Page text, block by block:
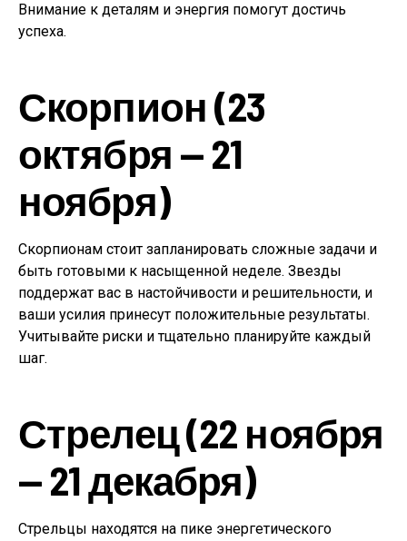
Внимание к деталям и энергия помогут достичь
успеха.
Скорпион (23
октября — 21
ноября)
Скорпионам стоит запланировать сложные задачи и
быть готовыми к насыщенной неделе. Звезды
поддержат вас в настойчивости и решительности, и
ваши усилия принесут положительные результаты.
Учитывайте риски и тщательно планируйте каждый
шаг.
Стрелец (22 ноября
— 21 декабря)
Стрельцы находятся на пике энергетического